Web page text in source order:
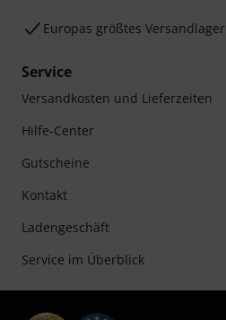
Europas größtes Versandlager
Service
Versandkosten und Lieferzeiten
Hilfe-Center
Gutscheine
Kontakt
Ladengeschäft
Service im Überblick